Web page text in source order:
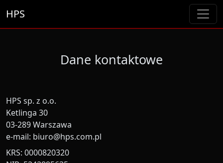
HPS
Dane kontaktowe
HPS sp. z o.o.
Ketlinga 30
03-289 Warszawa
e‑mail: biuro@hps.com.pl
KRS: 0000820320